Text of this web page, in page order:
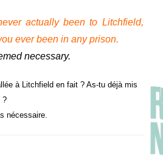
actually been to Litchfield,
ever been in any prison.
necessary.
à Litchfield en fait ? As-tu déjà mis
?
nécessaire.